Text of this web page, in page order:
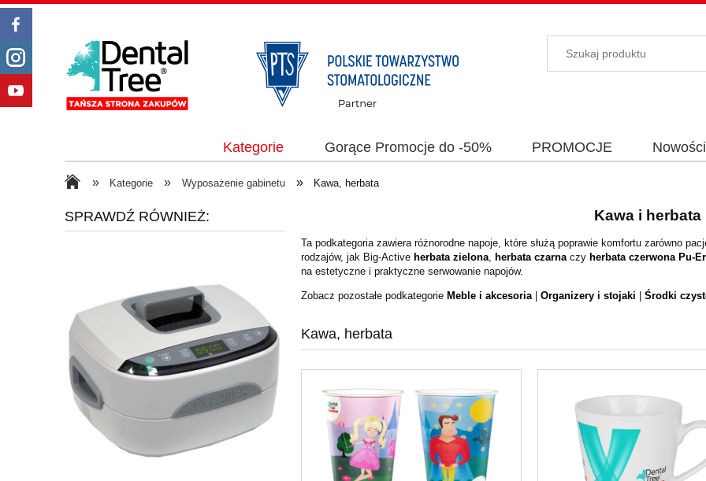
Kategorie Gorące Promocje do -50% PROMOCJE Nowości
» Kategorie » Wyposażenie gabinetu » Kawa, herbata
SPRAWDŹ RÓWNIEŻ: Kawa i herbata
Ta podkategoria zawiera różnorodne napoje, które służą poprawie komfortu zarówno
rodzajów, jak Big-Active herbata zielona, herbata czarnaczy herbata czerwona Pu-
na estetyczne i praktyczne serwowanie napojów.
Zobacz pozostałe podkategorie Meble i akcesoria| Organizery i stojaki Środki
Kawa, herbata